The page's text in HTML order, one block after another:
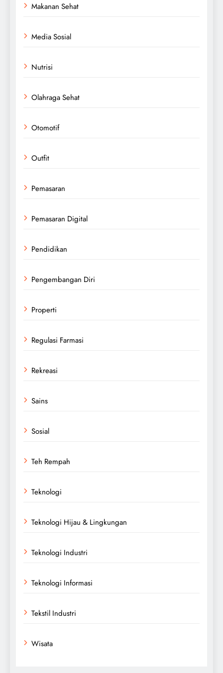
Makanan Sehat
Media Sosial
Nutrisi
Olahraga Sehat
Otomotif
Outfit
Pemasaran
Pemasaran Digital
Pendidikan
Pengembangan Diri
Properti
Regulasi Farmasi
Rekreasi
Sains
Sosial
Teh Rempah
Teknologi
Teknologi Hijau & Lingkungan
Teknologi Industri
Teknologi Informasi
Tekstil Industri
Wisata